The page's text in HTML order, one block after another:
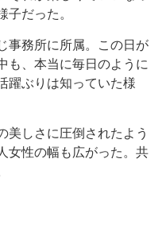
子だった。
事務所に所属。この日が
も、本当に毎日のように
躍ぶりは知っていた様
しさに圧倒されたよう
女性の幅も広がった。共